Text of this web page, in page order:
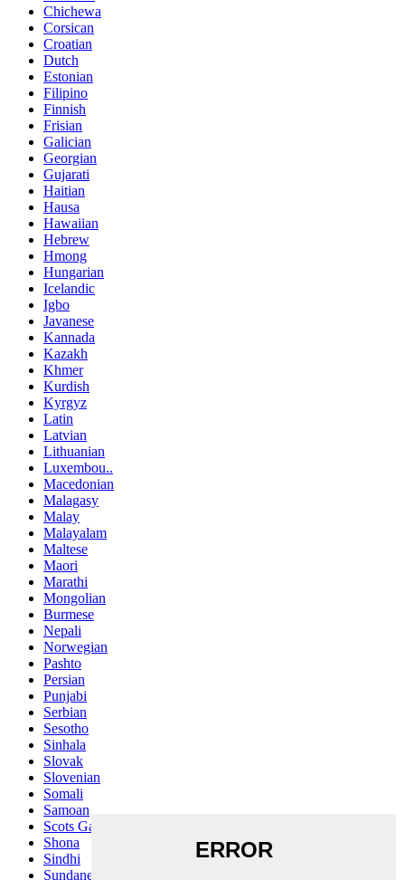
Chichewa
Corsican
Croatian
Dutch
Estonian
Filipino
Finnish
Frisian
Galician
Georgian
Gujarati
Haitian
Hausa
Hawaiian
Hebrew
Hmong
Hungarian
Icelandic
Igbo
Javanese
Kannada
Kazakh
Khmer
Kurdish
Kyrgyz
Latin
Latvian
Lithuanian
Luxembou..
Macedonian
Malagasy
Malay
Malayalam
Maltese
Maori
Marathi
Mongolian
Burmese
Nepali
Norwegian
Pashto
Persian
Punjabi
Serbian
Sesotho
Sinhala
Slovak
Slovenian
Somali
Samoan
Scots Gaelic
Shona
Sindhi
Sundanese